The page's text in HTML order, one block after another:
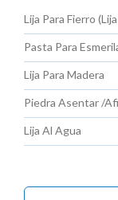
Lija Para Fierro
Pasta Para
Lija Para Madera
Piedra Asentar /
Lija Al Agua